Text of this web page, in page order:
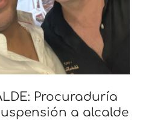
Procuraduría
a alcalde